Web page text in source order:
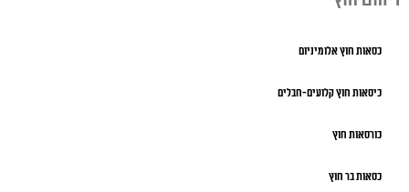
כסאות חוץ אלומיניום
כיסאות חוץ קלועים-חבלים
כורסאות חוץ
כסאות בר חוץ